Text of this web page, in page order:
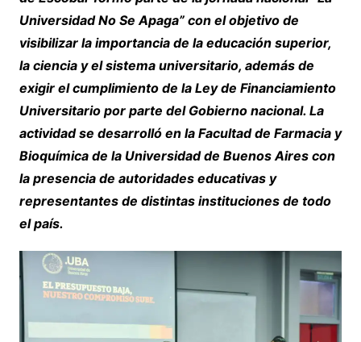
Universidad No Se Apaga” con el objetivo de
visibilizar la importancia de la educación superior,
la ciencia y el sistema universitario, además de
exigir el cumplimiento de la Ley de Financiamiento
Universitario por parte del Gobierno nacional. La
actividad se desarrolló en la Facultad de Farmacia y
Bioquímica de la Universidad de Buenos Aires con
la presencia de autoridades educativas y
representantes de distintas instituciones de todo
el país.